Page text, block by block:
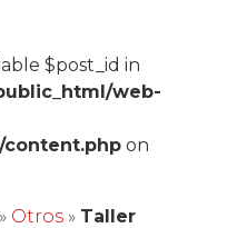
$post_id in
web-
on
» Otros» Taller